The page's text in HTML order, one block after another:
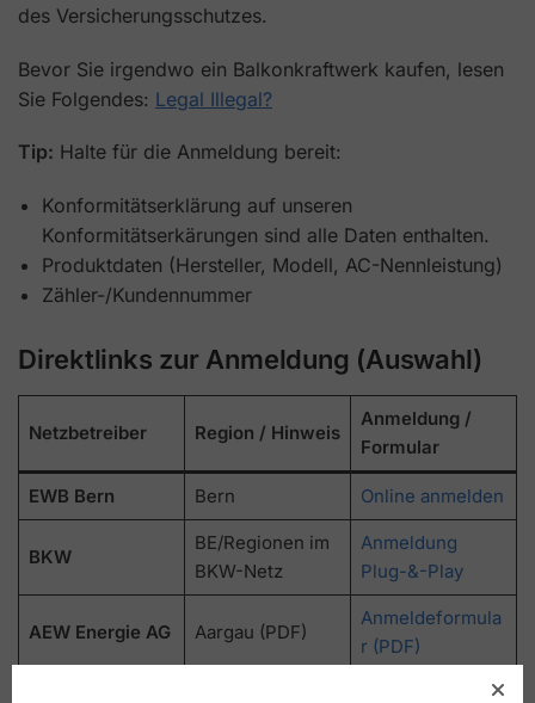
des Versicherungsschutzes.
Bevor Sie irgendwo ein Balkonkraftwerk kaufen, lesen
Sie Folgendes: Legal Illegal?
Tip: Halte für die Anmeldung bereit:
Konformitätserklärung auf unseren
Konformitätserkärungen sind alle Daten enthalten.
Produktdaten (Hersteller, Modell, AC-Nennleistung)
Zähler-/Kundennummer
Direktlinks zur Anmeldung (Auswahl)
Netzbetreiber Region / Hinweis
Anmeldung /
Formular
EWB Bern Bern Online anmelden
BKW
BE/Regionen im
BKW-Netz
Anmeldung
Plug-&-Play
AEW Energie AG Aargau (PDF)
Anmeldeformula
r (PDF)